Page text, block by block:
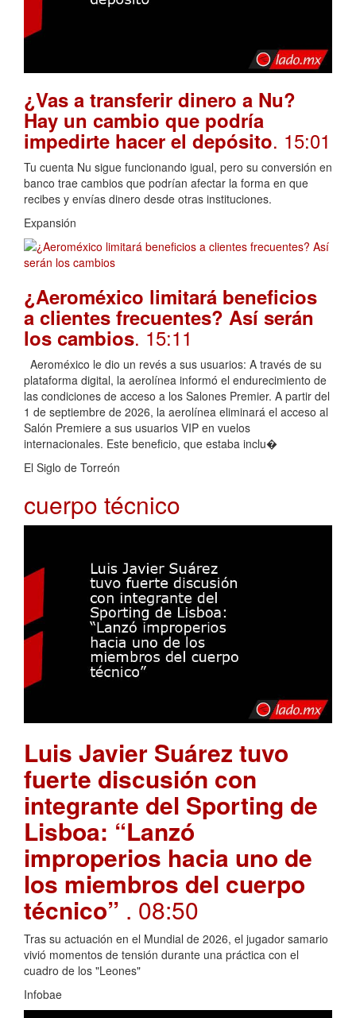
¿Vas a transferir dinero a Nu?
Hay un cambio que podría
impedirte hacer el depósito. 15:01
Tu cuenta Nu sigue funcionando igual, pero su conversión en
banco trae cambios que podrían afectar la forma en que
recibes y envías dinero desde otras instituciones.
Expansión
¿Aeroméxico limitará beneficios
a clientes frecuentes? Así serán
los cambios. 15:11
Aeroméxico le dio un revés a sus usuarios: A través de su
plataforma digital, la aerolínea informó el endurecimiento de
las condiciones de acceso a los Salones Premier. A partir del
1 de septiembre de 2026, la aerolínea eliminará el acceso al
Salón Premiere a sus usuarios VIP en vuelos
internacionales. Este beneficio, que estaba inclu�
El Siglo de Torreón
cuerpo técnico
Luis Javier Suárez tuvo
fuerte discusión con
integrante del Sporting de
Lisboa: “Lanzó
improperios hacia uno de
los miembros del cuerpo
técnico” . 08:50
Tras su actuación en el Mundial de 2026, el jugador samario
vivió momentos de tensión durante una práctica con el
cuadro de los "Leones"
Infobae